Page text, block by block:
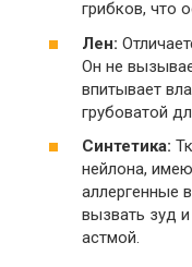
грибков, что
Лен:
Он не
впитывает
грубоватой
Синтетика:
нейлона,
аллергенные
вызвать зуд
астмой.